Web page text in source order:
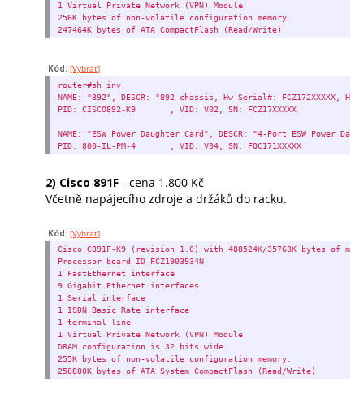
1 Virtual Private Network (VPN) Module
256K bytes of non-volatile configuration memory.
247464K bytes of ATA CompactFlash (Read/Write)
Kód:[Vybrat]
router#sh inv
NAME: "892", DESCR: "892 chassis, Hw Serial#: FCZ172XXXXX,
PID: CISCO892-K9 , VID: V02, SN: FCZ17XXXXX
NAME: "ESW Power Daughter Card", DESCR: "4-Port ESW Power
PID: 800-IL-PM-4 , VID: V04, SN: FOC171XXXXX
2) Cisco 891F - cena 1.800 Kč
Včetně napájecího zdroje a držáků do racku.
Kód:[Vybrat]
Cisco C891F-K9 (revision 1.0) with 488524K/35763K bytes of
Processor board ID FCZ1903934N
1 FastEthernet interface
9 Gigabit Ethernet interfaces
1 Serial interface
1 ISDN Basic Rate interface
1 terminal line
1 Virtual Private Network (VPN) Module
DRAM configuration is 32 bits wide
255K bytes of non-volatile configuration memory.
250880K bytes of ATA System CompactFlash (Read/Write)